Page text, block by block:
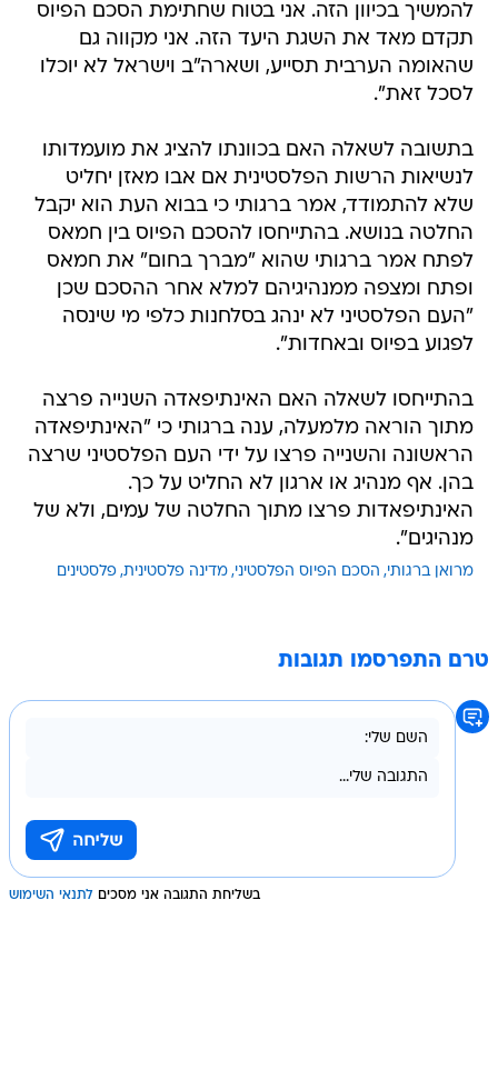
להמשיך בכיוון הזה. אני בטוח שחתימת הסכם הפיוס
תקדם מאד את השגת היעד הזה. אני מקווה גם
שהאומה הערבית תסייע, ושארה"ב וישראל לא יוכלו
לסכל זאת".
בתשובה לשאלה האם בכוונתו להציג את מועמדותו
לנשיאות הרשות הפלסטינית אם אבו מאזן יחליט
שלא להתמודד, אמר ברגותי כי בבוא העת הוא יקבל
החלטה בנושא. בהתייחסו להסכם הפיוס בין חמאס
לפתח אמר ברגותי שהוא "מברך בחום" את חמאס
ופתח ומצפה ממנהיגיהם למלא אחר ההסכם שכן
"העם הפלסטיני לא ינהג בסלחנות כלפי מי שינסה
לפגוע בפיוס ובאחדות".
בהתייחסו לשאלה האם האינתיפאדה השנייה פרצה
מתוך הוראה מלמעלה, ענה ברגותי כי "האינתיפאדה
הראשונה והשנייה פרצו על ידי העם הפלסטיני שרצה
בהן. אף מנהיג או ארגון לא החליט על כך.
האינתיפאדות פרצו מתוך החלטה של עמים, ולא של
מנהיגים".
מרואן ברגותי הסכם הפיוס הפלסטיני מדינה פלסטינית פלסטינים
טרם התפרסמו תגובות
בשליחת התגובה אני מסכים לתנאי השימוש